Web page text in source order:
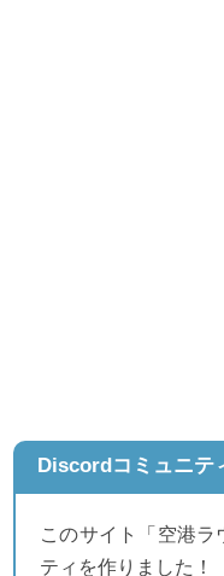
Discordコミュニテ
このサイト「空港ラ
ティを作りました！